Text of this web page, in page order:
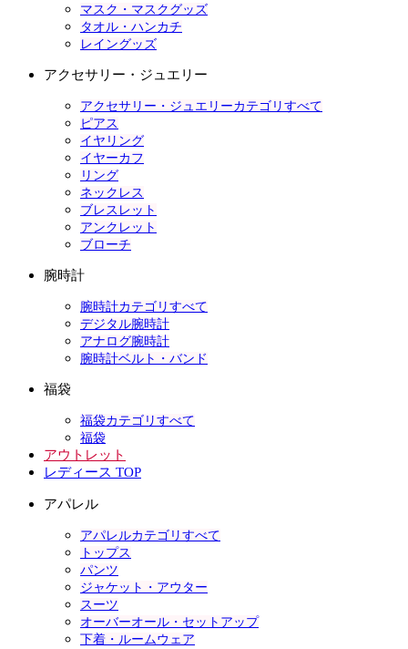
マスク・マスクグッズ
タオル・ハンカチ
レイングッズ
アクセサリー・ジュエリー
アクセサリー・ジュエリーカテゴリすべて
ピアス
イヤリング
イヤーカフ
リング
ネックレス
ブレスレット
アンクレット
ブローチ
腕時計
腕時計カテゴリすべて
デジタル腕時計
アナログ腕時計
腕時計ベルト・バンド
福袋
福袋カテゴリすべて
福袋
アウトレット
レディース TOP
アパレル
アパレルカテゴリすべて
トップス
パンツ
ジャケット・アウター
スーツ
オーバーオール・セットアップ
下着・ルームウェア